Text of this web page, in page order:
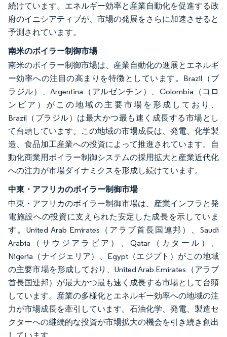
続けています。エネルギー効率と産業自動化を促進する政
府のイニシアティブが、市場の発展をさらに加速させると
予測されています。
南米のボイラー制御市場
南米のボイラー制御市場は、産業自動化の進展とエネルギ
ー効率への注目の高まりを特徴としています。Brazil（ブ
ラジル）、Argentina（アルゼンチン）、Colombia（コロ
ンビア）がこの地域の主要市場を形成しており、
Brazil（ブラジル）は最大かつ最も速く成長する市場とし
て台頭しています。この地域の市場成長は、発電、化学製
造、食品加工産業への投資によって推進されています。自
動化商業用ボイラー制御システムの採用拡大と産業近代化
への注力が市場ダイナミクスを形成し続けています。
中東・アフリカのボイラー制御市場
中東・アフリカのボイラー制御市場は、産業インフラと発
電施設への投資に支えられた安定した成長を示していま
す。United Arab Emirates（アラブ首長国連邦）、Saudi
Arabia（サウジアラビア）、Qatar（カタール）、
Nigeria（ナイジェリア）、Egypt（エジプト）がこの地域
の主要市場を形成しており、United Arab Emirates（アラブ
首長国連邦）が最大かつ最も速く成長する市場として台頭
しています。産業の多様化とエネルギー効率への地域の注
力が市場成長を牽引しています。石油化学、発電、製造セ
クターへの継続的な投資が市場拡大の機会を引き続き創出
しています。